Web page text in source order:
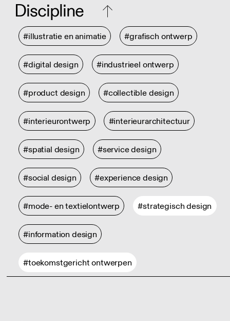
Discipline
#illustratie en animatie #grafisch ontwerp
#digital design #industrieel ontwerp
#product design #collectible design
#interieurontwerp #interieurarchitectuur
#spatial design #service design
#social design #experience design
#mode- en textielontwerp #strategisch design
#information design
#toekomstgericht ontwerpen